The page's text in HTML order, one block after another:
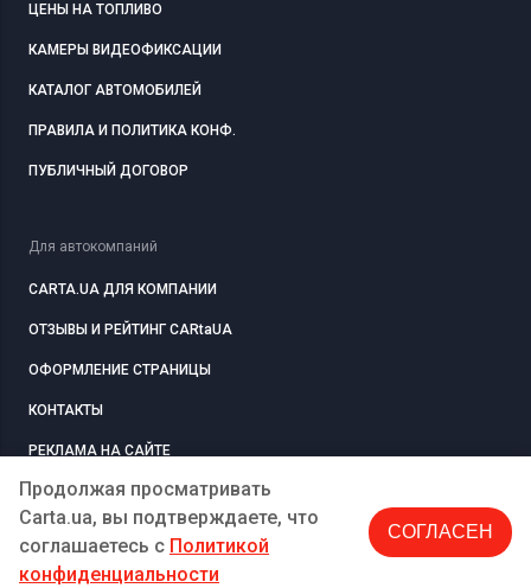
Продолжая просматривать
Carta.ua, вы подтверждаете, что
соглашаетесь c Политикой
конфиденциальности
СОГЛАСЕН
ЦЕНЫ НА ТОПЛИВО
КАМЕРЫ ВИДЕОФИКСАЦИИ
КАТАЛОГ АВТОМОБИЛЕЙ
ПРАВИЛА И ПОЛИТИКА КОНФ.
ПУБЛИЧНЫЙ ДОГОВОР
Для автокомпаний
CARTA.UA ДЛЯ КОМПАНИИ
ОТЗЫВЫ И РЕЙТИНГ CARtaUA
ОФОРМЛЕНИЕ СТРАНИЦЫ
КОНТАКТЫ
РЕКЛАМА НА САЙТЕ
РЕГИСТРАЦИЯ КОМПАНИЮ